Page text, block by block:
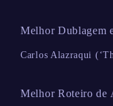
Melhor Dublagem
Carlos Alazraqui
Melhor Roteiro de